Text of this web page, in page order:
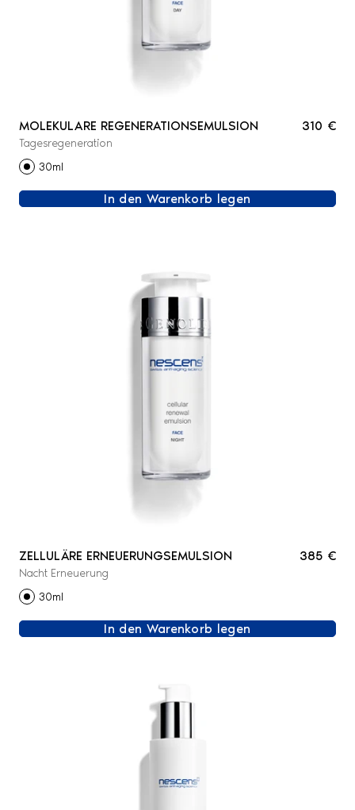
MOLEKULARE REGENERATIONSEMULSION
Tagesregeneration
310 €
30ml
In den Warenkorb legen
ZELLULÄRE ERNEUERUNGSEMULSION
Nacht Erneuerung
385 €
30ml
In den Warenkorb legen